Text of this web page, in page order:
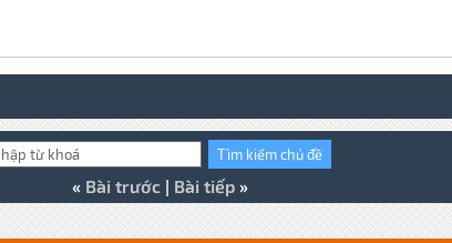
« Bài trước | Bài tiếp »